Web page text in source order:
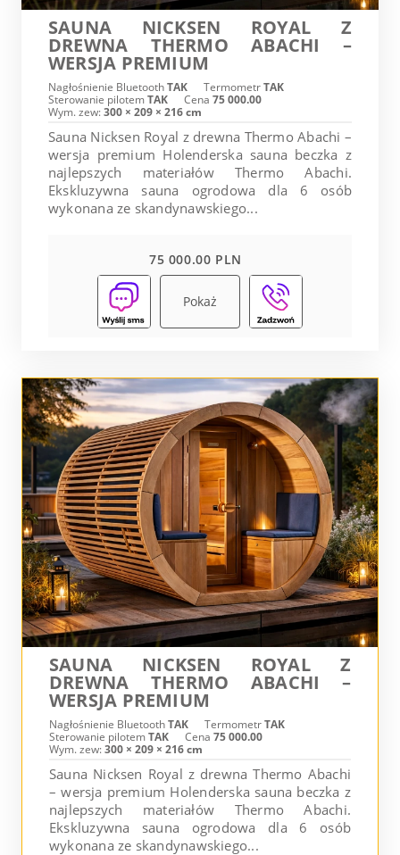
SAUNA NICKSEN ROYAL Z
DREWNA THERMO ABACHI –
WERSJA PREMIUM
Nagłośnienie BluetoothTAK TermometrTAK
Sterowanie pilotemTAK Cena 75 000.00
Wym. zew:300 × 209 × 216 cm
Sauna Nicksen Royal z drewna Thermo Abachi –
wersja premium Holenderska sauna beczka z
najlepszych materiałów Thermo Abachi.
Ekskluzywna sauna ogrodowa dla 6 osób
wykonana ze skandynawskiego...
75 000.00 PLN
Pokaż
SAUNA NICKSEN ROYAL Z
DREWNA THERMO ABACHI –
WERSJA PREMIUM
Nagłośnienie BluetoothTAK TermometrTAK
Sterowanie pilotemTAK Cena 75 000.00
Wym. zew:300 × 209 × 216 cm
Sauna Nicksen Royal z drewna Thermo Abachi
– wersja premium Holenderska sauna beczka z
najlepszych materiałów Thermo Abachi.
Ekskluzywna sauna ogrodowa dla 6 osób
wykonana ze skandynawskiego...